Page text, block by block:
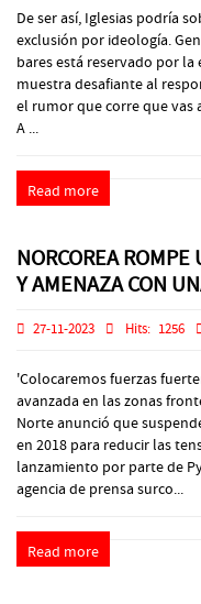
De ser así, Iglesias podría
exclusión por ideología.
bares está reservado por
muestra desafiante al
el rumor que corre que vas
A ...
Read more
NORCOREA
Y AMENAZA CON
27-11-2023 Hits: 1256
'Colocaremos fuerzas
avanzada en las zonas
Norte anunció que
en 2018 para reducir las
lanzamiento por parte de
agencia de prensa surco...
Read more